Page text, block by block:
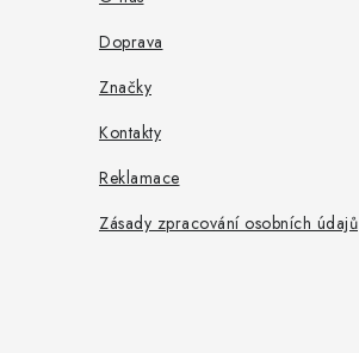
Doprava
Značky
Kontakty
Reklamace
Zásady zpracování osobních údajů